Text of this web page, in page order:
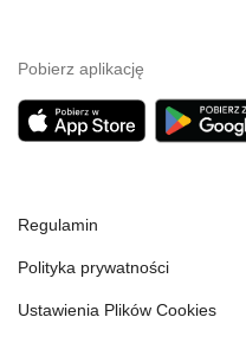
Pobierz aplikację
Regulamin
Polityka prywatności
Ustawienia Plików Cookies